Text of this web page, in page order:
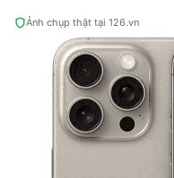
Ảnh chụp thật tại 126.vn